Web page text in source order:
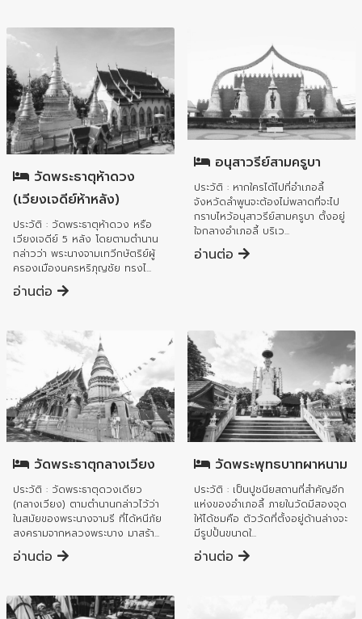
อำเภอลี้
วัดพระธาตุห้าดวง
(เวียงเจดีย์ห้าหลัง)
ประวัติ : วัดพระธาตุห้าดวง หรือ
เวียงเจดีย์ 5 หลัง โดยตามตำนาน
กล่าวว่า พระนางจามเทวีกษัตริย์ผู้
ครองเมืองนครหริภุญชัย ทรงไ...
อ่านต่อ
อำเภอลี้
อนุสาวรีย์สามครูบา
ประวัติ : หากใครได้ไปที่อำเภอลี้
จังหวัดลำพูนจะต้องไม่พลาดที่จะไป
กราบไหว้อนุสาวรีย์สามครูบา ตั้งอยู่
ใจกลางอำเภอลี้ บริเว...
อ่านต่อ
อำเภอลี้
วัดพระธาตุกลางเวียง
ประวัติ : วัดพระธาตุดวงเดียว
(กลางเวียง) ตามตำนานกล่าวไว้ว่า
ในสมัยของพระนางจามรี ที่ได้หนีภัย
สงครามจากหลวงพระบาง มาสร้า...
อ่านต่อ
อำเภอลี้
วัดพระพุทธบาทผาหนาม
ประวัติ : เป็นปูชนียสถานที่สำคัญอีก
แห่งของอำเภอลี้ ภายในวัดมีสองจุด
ให้ได้ชมคือ ตัววัดที่ตั้งอยู่ด้านล่างจะ
มีรูปปั้นขนาดใ...
อ่านต่อ